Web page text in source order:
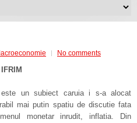
No comments
este un subiect caruia i s-a alocat
mai putin spatiu de discutie fata
monetar inrudit, inflatia. Din